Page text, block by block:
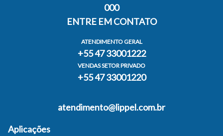
000
ENTRE EM CONTATO
ATENDIMENTO GERAL
+55 47 33001222
VENDAS SETOR PRIVADO
+55 47 33001220
atendimento@lippel.com.br
Aplicações